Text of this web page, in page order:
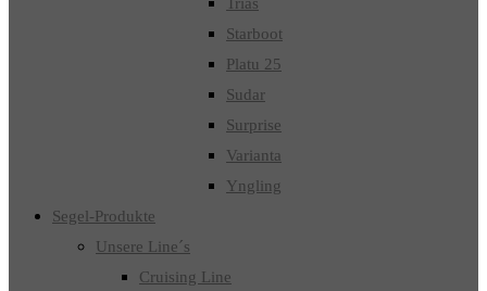
Starboot
Platu 25
Sudar
Surprise
Varianta
Yngling
Segel-Produkte
Unsere Line´s
Cruising Line